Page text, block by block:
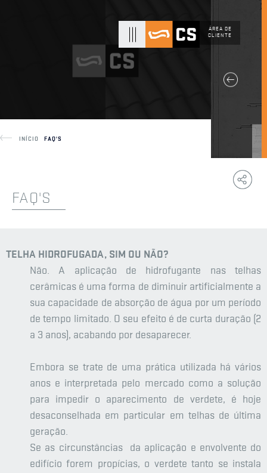
ÁREA DE
CLIENTE
INÍCIO FAQ'S
Copy
Link
FAQ'S
TELHA HIDROFUGADA, SIM OU NÃO?
Não. A aplicação de hidrofugante nas telhas
cerâmicas é uma forma de diminuir artificialmente a
sua capacidade de absorção de água por um período
de tempo limitado. O seu efeito é de curta duração (2
a 3 anos), acabando por desaparecer.
Embora se trate de uma prática utilizada há vários
anos e interpretada pelo mercado como a solução
para impedir o aparecimento de verdete, é hoje
desaconselhada em particular em telhas de última
geração.
Se as circunstâncias da aplicação e envolvente do
edifício forem propícias, o verdete tanto se instala